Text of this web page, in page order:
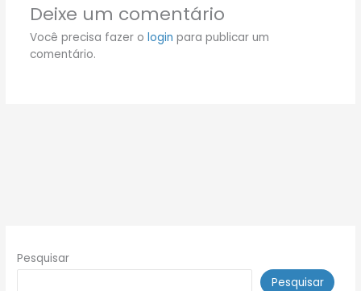
Deixe um comentário
Você precisa fazer o login para publicar um
comentário.
Pesquisar
Pesquisar